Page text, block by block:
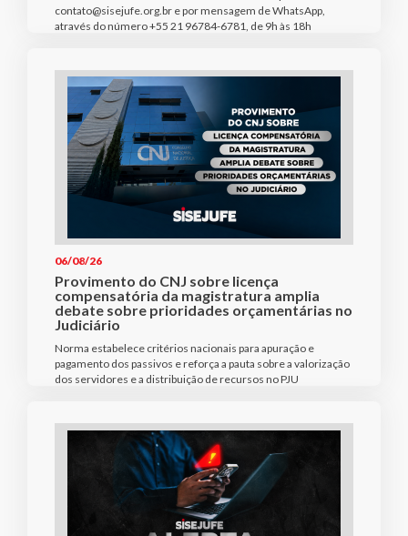
contato@sisejufe.org.br e por mensagem de WhatsApp,
através do número +55 21 96784-6781, de 9h às 18h
06/08/26
Provimento do CNJ sobre licença
compensatória da magistratura amplia
debate sobre prioridades orçamentárias no
Judiciário
Norma estabelece critérios nacionais para apuração e
pagamento dos passivos e reforça a pauta sobre a valorização
dos servidores e a distribuição de recursos no PJU